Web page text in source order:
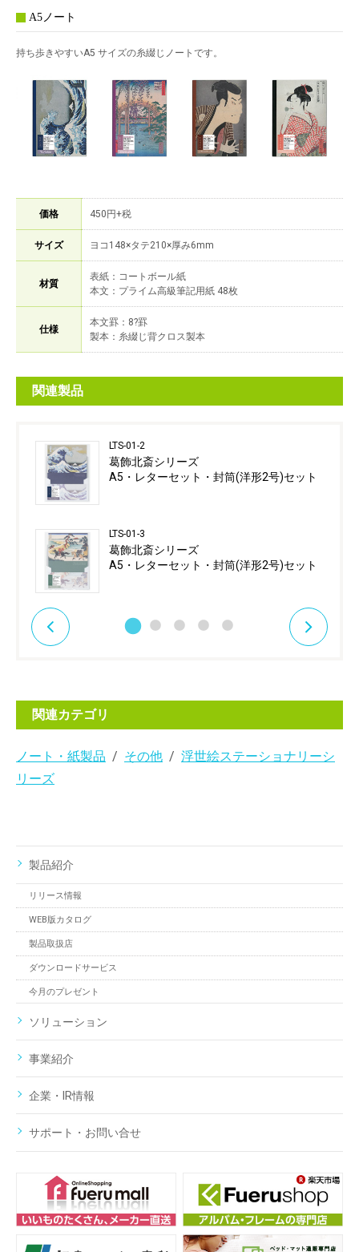
A5ノート
持ち歩きやすいA5 サイズの糸綴じノートです。
価格 450円+税
サイズ ヨコ148×タテ210×厚み6mm
材質
表紙：コートボール紙
本文：プライム高級筆記用紙 48枚
仕様
本文罫：8?罫
製本：糸綴じ背クロス製本
関連製品
LTS-01-2
葛飾北斎シリーズ
A5・レターセット・封筒(洋形2号)セット
LTS-01-3
葛飾北斎シリーズ
A5・レターセット・封筒(洋形2号)セット
関連カテゴリ
ノート・紙製品 その他
浮世絵ステーショナリーシ
リーズ
製品紹介
リリース情報
WEB版カタログ
製品取扱店
ダウンロードサービス
今月のプレゼント
ソリューション
事業紹介
企業・IR情報
サポート・お問い合せ